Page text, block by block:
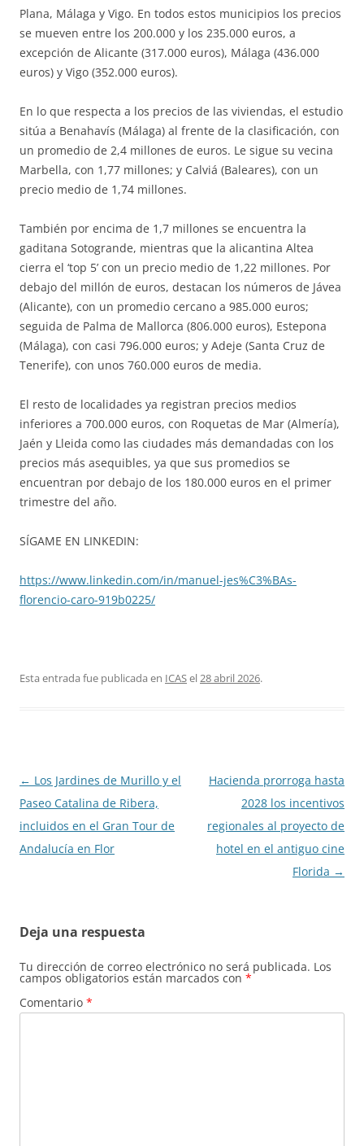
Plana, Málaga y Vigo. En todos estos municipios los precios
se mueven entre los 200.000 y los 235.000 euros, a
excepción de Alicante (317.000 euros), Málaga (436.000
euros) y Vigo (352.000 euros).
En lo que respecta a los precios de las viviendas, el estudio
sitúa a Benahavís (Málaga) al frente de la clasificación, con
un promedio de 2,4 millones de euros. Le sigue su vecina
Marbella, con 1,77 millones; y Calviá (Baleares), con un
precio medio de 1,74 millones.
También por encima de 1,7 millones se encuentra la
gaditana Sotogrande, mientras que la alicantina Altea
cierra el ‘top 5’ con un precio medio de 1,22 millones. Por
debajo del millón de euros, destacan los números de Jávea
(Alicante), con un promedio cercano a 985.000 euros;
seguida de Palma de Mallorca (806.000 euros), Estepona
(Málaga), con casi 796.000 euros; y Adeje (Santa Cruz de
Tenerife), con unos 760.000 euros de media.
El resto de localidades ya registran precios medios
inferiores a 700.000 euros, con Roquetas de Mar (Almería),
Jaén y Lleida como las ciudades más demandadas con los
precios más asequibles, ya que sus promedios se
encuentran por debajo de los 180.000 euros en el primer
trimestre del año.
SÍGAME EN LINKEDIN:
https://www.linkedin.com/in/manuel-jes%C3%BAs-
florencio-caro-919b0225/
Esta entrada fue publicada en ICASel28 abril 2026.
Navegación
de
entradas
← Los Jardines de Murillo y el
Paseo Catalina de Ribera,
incluidos en el Gran Tour de
Andalucía en Flor
Hacienda prorroga hasta
2028 los incentivos
regionales al proyecto de
hotel en el antiguo cine
Florida →
Deja una respuesta
Tu dirección de correo electrónico no será publicada. Los
campos obligatorios están marcados con *
Comentario *